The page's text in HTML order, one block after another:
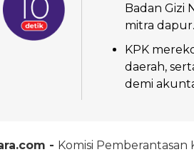
Badan Gizi
mitra dapur.
KPK
daerah,
demi
- Komisi Pemberantasan